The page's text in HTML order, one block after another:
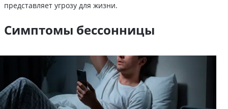
представляет угрозу для жизни.
Симптомы бессонницы